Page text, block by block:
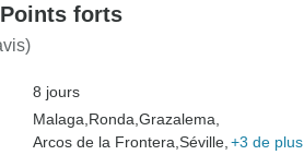
forts
8 jours
Malaga, Ronda, Grazalema,
Arcos de la Frontera, Séville, +3 de plus